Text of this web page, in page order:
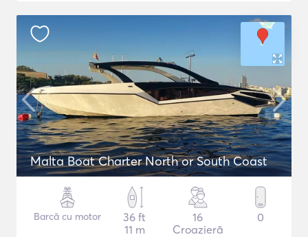
Malta Boat Charter North or South Coast
Barcă cu motor
36 ft
11 m
16
Croazieră
0